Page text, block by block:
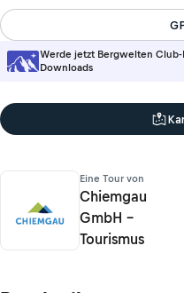
Werde jetzt Bergwelten
Downloads
Eine Tour von
Chiemgau
GmbH –
Tourismus